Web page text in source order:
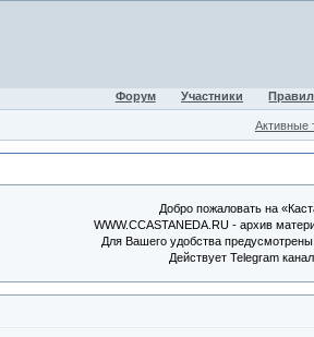
Форум Участники
Активные
Добро пожаловать на
WWW.CCASTANEDA.RU - архив
Для Вашего удобства
Действует Telegram